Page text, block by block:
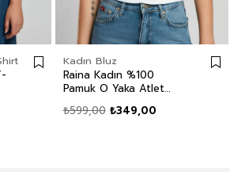
Kadın Bluz
Raina Kadın %100
Pamuk O Yaka Atlet
₺349,00
₺599,00